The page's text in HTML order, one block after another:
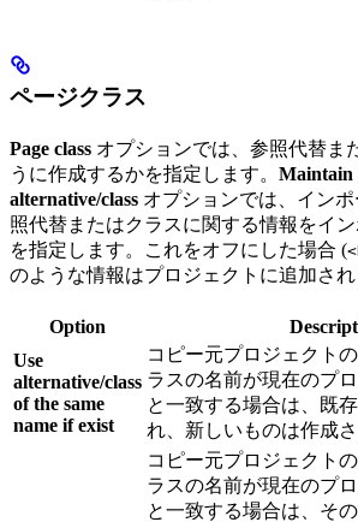
ページクラス
Page class オプションでは、参照代替ま
うに作成するかを指定します。 Maintain
alternative/class オプションでは、イン
照代替またはクラスに関する情報をイ
を指定します。これをオフにした場合 (
のような情報はプロジェクトに追加され
Option
Use
alternative/class
of the same
name if exist
コピー元プロジェクト
ラスの名前が現在のプ
と一致する場合は、既
れ、新しいものは作成さ
コピー元プロジェクト
ラスの名前が現在のプ
と一致する場合は、そ